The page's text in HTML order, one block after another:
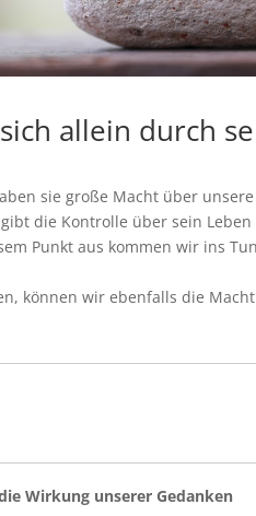
allein durch
sie große Macht über
die Kontrolle über sein
Punkt aus kommen wir ins
können wir ebenfalls die
Wirkung unserer Gedanken